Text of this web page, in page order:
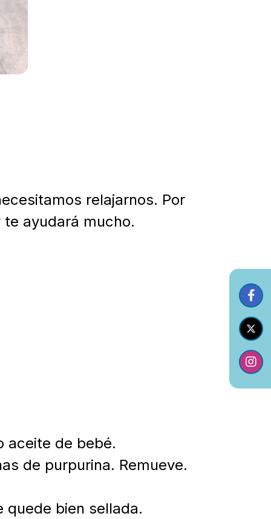
relajarnos. Por
ayudará mucho.
aceite de bebé.
de purpurina. Remueve.
bien sellada.